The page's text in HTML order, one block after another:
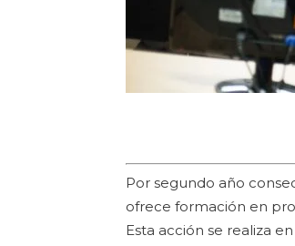
Por segundo año
ofrece formación en
Esta acción se realiza